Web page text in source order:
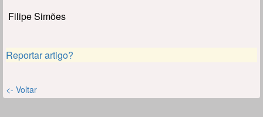
Filipe Simões
Reportar artigo?
<- Voltar